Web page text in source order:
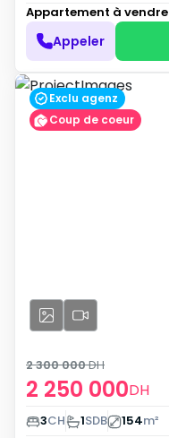
Appartement à vendre
Appeler
Exclu agenz
Coup de coeur
2 250 000DH
2 300 000DH
3CH 1SDB 154m²